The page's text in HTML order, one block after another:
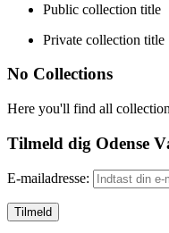
Public collection title
Private collection title
No Collections
Here you'll find all
Tilmeld dig Odense
E-mailadresse: